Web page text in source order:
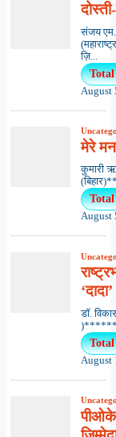
संजय एम.
ज़ि...
Total
August
मेरे
कुमारी
Total
August
डॉ.
Total
August
पीओके